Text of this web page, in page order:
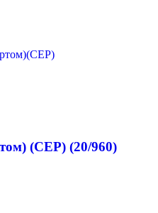
(СЕР) (20/960)